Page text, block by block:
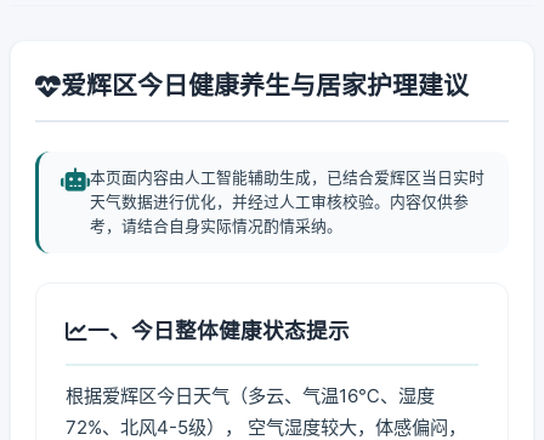
爱辉区今日健康养生与居家护理建议
本页面内容由人工智能辅助生成，已结合爱辉区当日实时
天气数据进行优化，并经过人工审核校验。内容仅供参
考，请结合自身实际情况酌情采纳。
一、今日整体健康状态提示
根据爱辉区今日天气（多云、气温16℃、湿度
72%、北风4-5级）， 空气湿度较大，体感偏闷，